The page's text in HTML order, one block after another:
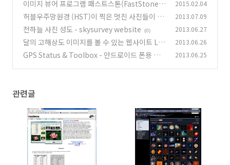
이미지 뷰어 프로그램 패스트스톤(FastStone)
(0)
2015.02.04
허블우주망원경 (HST)이 찍은 멋진 사진들이 있
는 사이트 (0)
2013.07.09
전하늘 사진 성도 - skysurvey website (0) 2013.06.27
달의 고해상도 이미지를 볼 수 있는 웹사이트 LR
OC website Apollo landing site
(0)
2013.06.26
GPS Status & Toolbox - 안드로이드 폰용 앱 2013.06.25
관련글